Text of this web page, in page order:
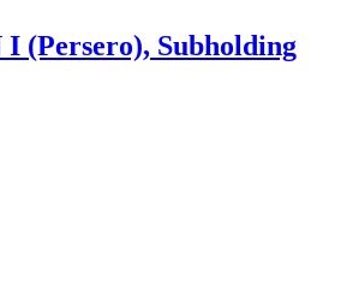
(Persero), Subholding